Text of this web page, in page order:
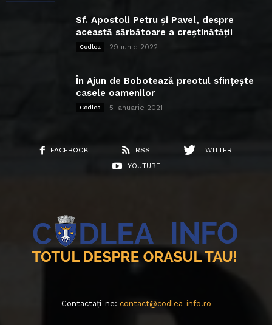
Sf. Apostoli Petru și Pavel, despre
această sărbătoare a creștinătății
Codlea 29 iunie 2022
În Ajun de Bobotează preotul sfințește
casele oamenilor
Codlea 5 ianuarie 2021
FACEBOOK RSS
TWITTER
YOUTUBE
Contactați-ne: contact@codlea-info.ro